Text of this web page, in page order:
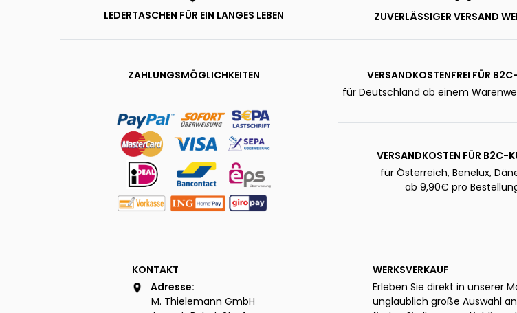
LEDERTASCHEN FÜR EIN LANGES LEBEN ZUVERLÄSSIGER VERSAND
ZAHLUNGSMÖGLICHKEITEN
VERSANDKOSTENFREI FÜR
für Deutschland ab einem
VERSANDKOSTEN FÜR B2C-
für Österreich, Benelux,
ab 9,90€ pro
KONTAKT
Adresse:
M. Thielemann GmbH
WERKSVERKAUF
Erleben Sie direkt in unserer
unglaublich große Auswahl